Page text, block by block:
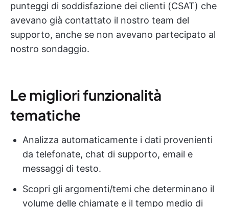
punteggi di soddisfazione dei clienti (CSAT) che
avevano già contattato il nostro team del
supporto, anche se non avevano partecipato al
nostro sondaggio.
Le migliori funzionalità
tematiche
Analizza automaticamente i dati provenienti
da telefonate, chat di supporto, email e
messaggi di testo.
Scopri gli argomenti/temi che determinano il
volume delle chiamate e il tempo medio di